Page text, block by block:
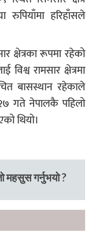
रुपियाँमा हरिहाँसले
क्षेत्रका रूपमा रहेको
रामसार क्षेत्रमा
बासस्थान रहेकाले
गते नेपालकै पहिलो
थियो।
महसुस गर्नुभयो ?